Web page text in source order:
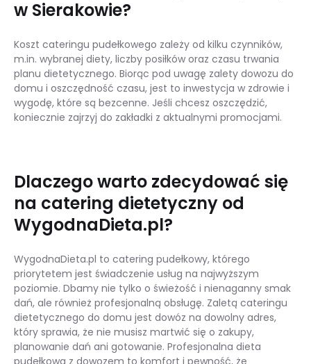
w Sierakowie?
Koszt cateringu pudełkowego zależy od kilku czynników,
m.in. wybranej diety, liczby posiłków oraz czasu trwania
planu dietetycznego. Biorąc pod uwagę zalety dowozu do
domu i oszczędność czasu, jest to inwestycja w zdrowie i
wygodę, które są bezcenne. Jeśli chcesz oszczędzić,
koniecznie zajrzyj do zakładki z aktualnymi promocjami.
Dlaczego warto zdecydować się
na catering dietetyczny od
WygodnaDieta.pl?
WygodnaDieta.pl to catering pudełkowy, którego
priorytetem jest świadczenie usług na najwyższym
poziomie. Dbamy nie tylko o świeżość i nienaganny smak
dań, ale również profesjonalną obsługę. Zaletą cateringu
dietetycznego do domu jest dowóz na dowolny adres,
który sprawia, że nie musisz martwić się o zakupy,
planowanie dań ani gotowanie. Profesjonalna dieta
pudełkowa z dowozem to komfort i pewność, że